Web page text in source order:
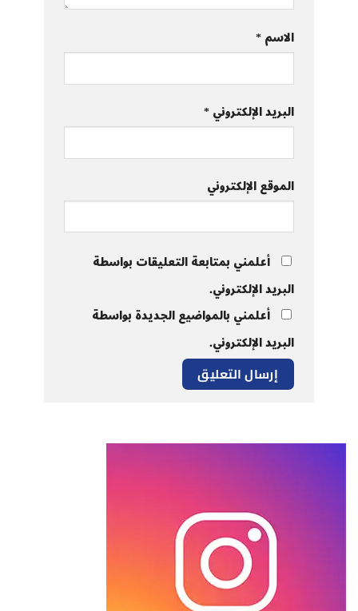
الاسم*
البريد الإلكتروني*
الموقع الإلكتروني
أعلمني بمتابعة التعليقات بواسطة
البريد الإلكتروني.
أعلمني بالمواضيع الجديدة بواسطة
البريد الإلكتروني.